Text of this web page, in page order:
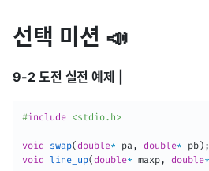
선택 미션 📣
9-2 도전 실전 예제 |
#include <stdio.h>
void swap(double* pa , double* pb ) ;
void
line_up(double* maxp, double*